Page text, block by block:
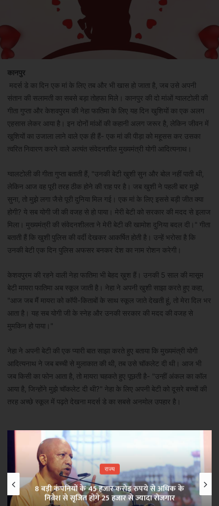
कानपुर
मदर्स डे का दिन एक मां के लिए तब और भी खास हो जाता है, जब उसे अपनी
संतान की सलामती का सबसे बड़ा तोहफा मिले। कानपुर की दो मांओं ग्वालटोली की
गीता गुप्ता और केशवपुरम की नेहा फातिमा के लिए यह दिन खुशियों का एक अलग
एहसास लेकर आया है। इन दोनों मांओं की कहानी अलग जरूर है, लेकिन जीवन में
खुशियों का उजाला लाने वाले एक ही हैं- एक मां की पीड़ा को महूसस कर उसका
त्वरित निवारण करने वाले अत्यंत संवेदनशील मुख्यमंत्री योगी आदित्यनाथ।
ग्वालटोली की गीता गुप्ता बताती हैं, "उनकी बेटी खुशी सुन और बोल नहीं पाती थी,
लेकिन आज वह पूरी तरह ठीक होने की राह पर है। जब खुशी ने पहली बार मुझे
सुना, तो मुझे लगा जैसे पूरी दुनिया मिल गई। एक मां के लिए इससे बड़ी जीत क्या
होगी? ये सब योगी जी की वजह से हो पाया। मेरी बेटी को सरकार की मदद से इलाज
मिला। मुख्यमंत्री की संवेदनशीलता ने मेरी बेटी की खामोश दुनिया बदल दी।" गीता
बताती हैं कि खुशी पुलिस की वर्दी देखकर आकर्षित होती है। उन्हें भरोसा है कि
उनकी बेटी एक दिन पुलिस अफसर बनकर देश का नाम रोशन करेगी।
केशवपुरम की रहने वाली नेहा फातिमा भी बेहद ख़ुश हैं। उनकी 5 साल की मासूम
बेटी मायरा फातिमा अब स्कूल जाती है। नेहा ने अपनी खुशी साझा करते हुए कहा,
"आज जब मैं मायरा को कॉपी-किताबों के साथ स्कूल जाते देखती हूं, तो मेरा दिल भर
आता है। यह सब योगी जी के स्नेह और उनकी सरकार की मदद की वजह से
मुमकिन हो पाया।"
नेहा ने अपनी बेटी की एक प्यारी बात साझा करते हुए बताया कि मुख्यमंत्री योगी
आदित्यनाथ ने जब बच्ची से मुलाकात की थी, तब उसे चॉकलेट दी थी। आज भी
जब किसी का फोन आता है, तो मायरा चहकते हुए पूछती है- "उन्हीं अंकल का कॉल
आया है, जिन्होंने मुझे चॉकलेट दी थी?" नेहा के लिए अपनी बेटी को दूसरे बच्चों की
तरह अच्छे स्कूल में पढ़ते देखना मदर्स डे का सबसे अनमोल उपहार है।
राज्य
8 बड़ी कंपनियों के 45 हजार करोड़ रुपये से अधिक के
निवेश से सृजित होंगे 25 हजार से ज्यादा रोजगार